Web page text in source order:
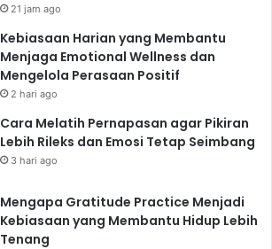
21 jam ago
Kebiasaan Harian yang Membantu
Menjaga Emotional Wellness dan
Mengelola Perasaan Positif
2 hari ago
Cara Melatih Pernapasan agar Pikiran
Lebih Rileks dan Emosi Tetap Seimbang
3 hari ago
Mengapa Gratitude Practice Menjadi
Kebiasaan yang Membantu Hidup Lebih
Tenang